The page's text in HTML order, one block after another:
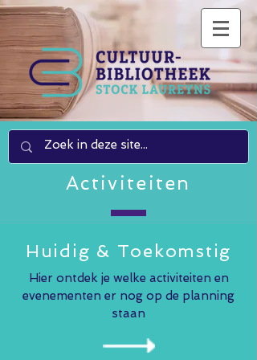
Activiteiten
Huidig & Toekomstig
Hier ontdek je welke activiteiten en
evenementen er nog op de planning
staan